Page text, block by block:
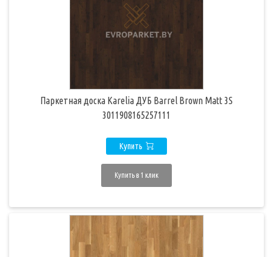
Паркетная доска Karelia ДУБ Barrel Brown Matt 3S
3011908165257111
Купить
Купить в 1 клик